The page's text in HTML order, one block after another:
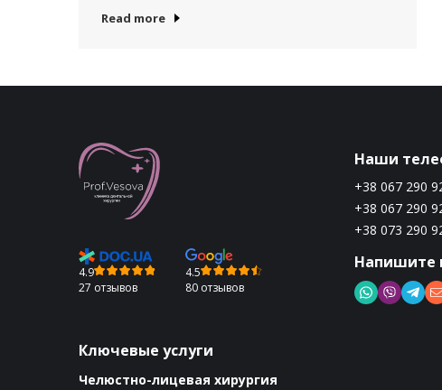
Read more
4.9
27 отзывов
4.5
80 отзывов
Ключевые услуги
Челюстно-лицевая хирургия
Наши
+38 067 290
+38 067 290
+38 073 290
Напишите